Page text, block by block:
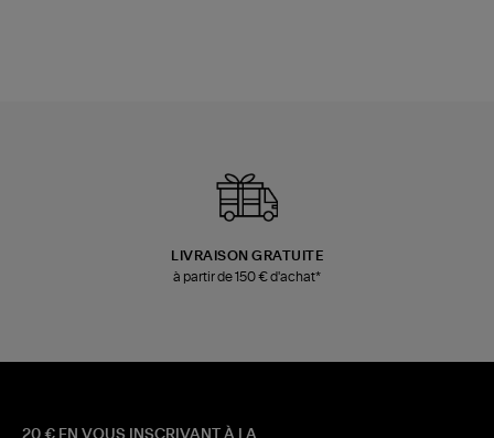
LIVRAISON GRATUITE
à partir de 150 € d'achat*